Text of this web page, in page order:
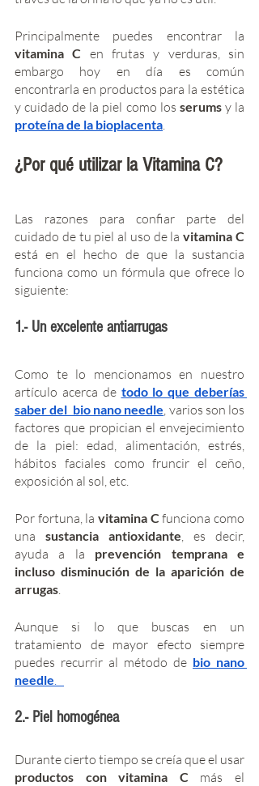
vitamina C en frutas y verduras, sin
embargo hoy en día es común
encontrarla en productos para la estética
y cuidado de la piel como los serums
proteína de la bioplacenta
¿Por qué utilizar la Vitamina C?
Las razones para confiar parte del
cuidado de tu piel al uso de la
está en el hecho de que la sustancia
funciona como un fórmula que ofrece lo
siguiente:
1.- Un excelente antiarrugas
Como te lo mencionamos en nuestro
artículo acerca de todo lo que deberías
saber del  bio nano needle , varios son los
factores que propician el envejecimiento
de la piel: edad, alimentación, estrés,
hábitos faciales como fruncir el ceño,
exposición al sol, etc.
Por fortuna, la vitamina C funciona como
una sustancia antioxidante , es decir,
ayuda a la prevención temprana e
incluso disminución de la aparición de
arrugas
Aunque si lo que buscas en un
tratamiento de mayor efecto siempre
puedes recurrir al método de bio nano
needle
2.- Piel homogénea
productos con vitamina C más el